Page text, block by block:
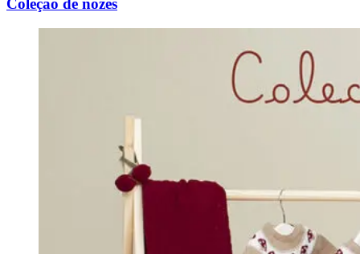
Coleção de nozes